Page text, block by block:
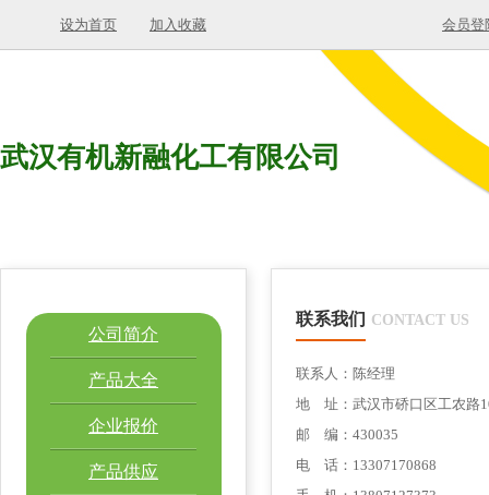
设为首页 加入收藏 会员登
武汉有机新融化工有限公司
公司简介
产品大全
企业报价
产品供应
联系我们 CONTACT US
联系人：陈经理
地 址：武汉市硚口区工农路
邮 编：430035
电 话：13307170868